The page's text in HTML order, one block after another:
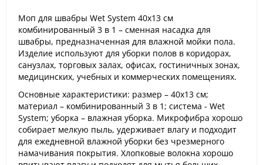
Моп для швабры Wet System 40x13 см
комбинированный 3 в 1 – сменная насадка для
швабры, предназначенная для влажной мойки пола.
Изделие используют для уборки полов в коридорах,
санузлах, торговых залах, офисах, гостиничных зонах,
медицинских, учебных и коммерческих помещениях.
Основные характеристики: размер – 40x13 см;
материал – комбинированный 3 в 1; система - Wet
System; уборка – влажная уборка. Микрофибра хорошо
собирает мелкую пыль, удерживает влагу и подходит
для ежедневной влажной уборки без чрезмерного
намачивания покрытия. Хлопковые волокна хорошо